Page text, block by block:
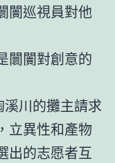
闠巡視員對他
闤闠對創意的
溪川的攤主請求
立異性和產物
出的志愿者互